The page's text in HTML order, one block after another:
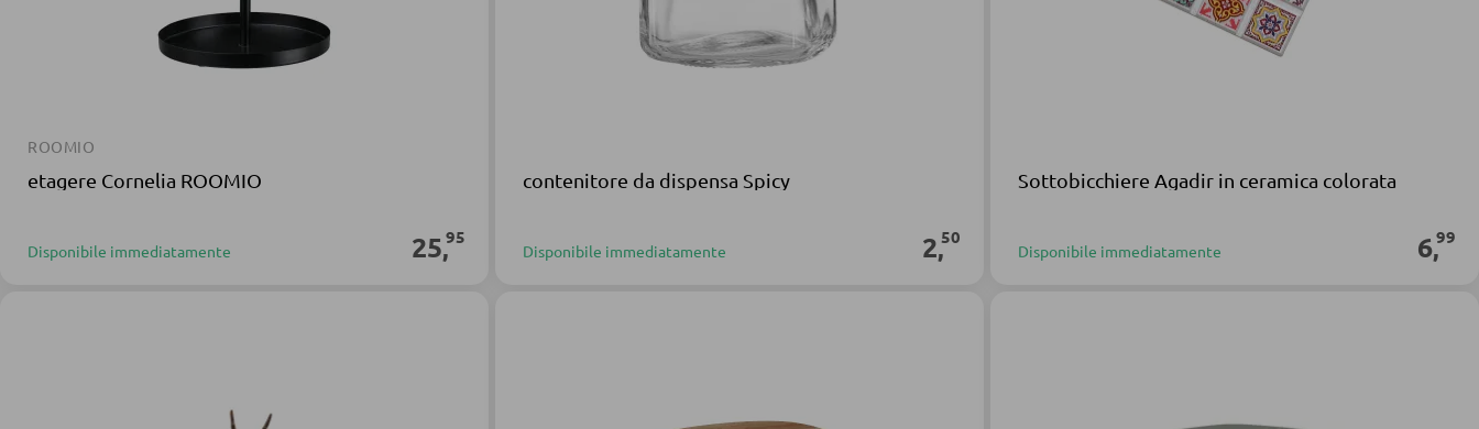
ROOMIO
etagere Cornelia ROOMIO
Disponibile immediatamente 25,95
contenitore da dispensa Spicy
Disponibile immediatamente 2,50
Sottobicchiere Agadir in ceramica colorata
Disponibile immediatamente 6,99